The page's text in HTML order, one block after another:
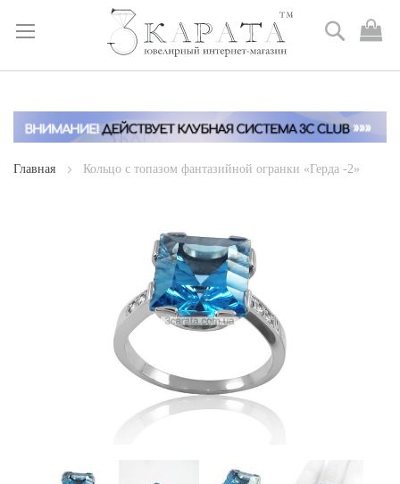
Skip
Content
Поиск
Главная Кольцо с топазом фантазийной огранки «Герда -2»